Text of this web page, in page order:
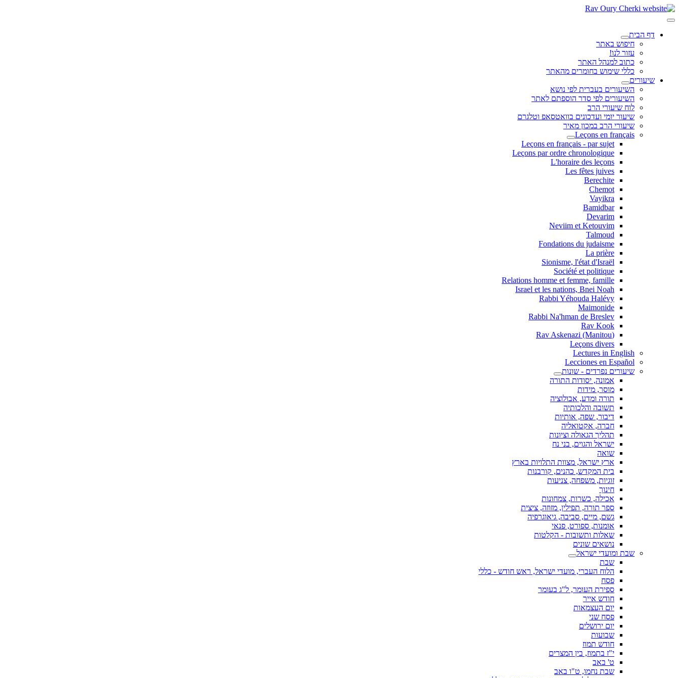
דף הבית
חיפוש באתר
עזור לנו!
כתוב למנהל האתר
כללי שימוש בחומרים מהאתר
שיעורים
השיעורים בעברית לפי נושא
השיעורים לפי סדר הוספתם לאתר
לוח שיעורי הרב
שיעור יומי ועדכונים בוואטסאפ וטלגרם
שיעורי הרב במכון מאיר
Leçons en français
Leçons en français - par sujet
Leçons par ordre chronologique
L'horaire des leçons
Les fêtes juives
Berechite
Chemot
Vayikra
Bamidbar
Devarim
Neviim et Ketouvim
Talmoud
Fondations du judaisme
La prière
Sionisme, l'état d'Israël
Société et politique
Relations homme et femme, famille
Israel et les nations, Bnei Noah
Rabbi Yéhouda Halévy
Maimonide
Rabbi Na'hman de Breslev
Rav Kook
(Rav Askenazi (Manitou
Leçons divers
Lectures in English
Lecciones en Español
שיעורים נפרדים - שונות
אמונה, יסודות התורה
מוסר, מידות
תורה ומדע, אבולוציה
תשובה והלכותיה
דיבור, שפה, אותיות
חברה, אקטואליה
תהליך הגאולה וציונות
ישראל והגוים, בני נח
שואה
ארץ ישראל, מצוות התלויות בארץ
בית המקדש, כהנים, קורבנות
זוגיות, משפחה, צניעות
חינוך
אכילה, כשרות, צמחונות
ספר תורה, תפילין, מזוזה, ציצית
גשם, מיים, סביבה, גיאוגרפיה
אומנות, ספורט, פנאי
שאלות ותשובות - הקלטות
נושאים שונים
שבת ומועדי ישראל
שבת
הלוח העברי, מועדי ישראל, ראש חודש - כללי
פסח
ספירת העומר, ל"ג בעומר
חודש אייר
יום העצמאות
פסח שני
יום ירושלים
שבועות
חודש תמוז
י"ז בתמוז, בין המצרים
ט' באב
שבת נחמו, ט"ו באב